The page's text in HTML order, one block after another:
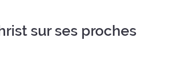
sur ses proches